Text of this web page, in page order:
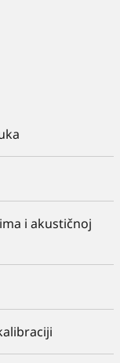
i akustičnoj